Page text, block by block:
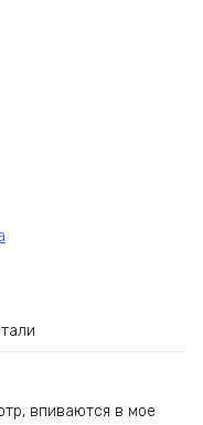
впиваются в мое